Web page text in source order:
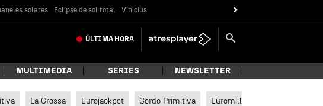
solares Eclipse de sol total Vinicius
ÚLTIMA HORA
MULTIMEDIA SERIES NEWSLETTER
La Grossa Eurojackpot Gordo Primitiva Euromillones